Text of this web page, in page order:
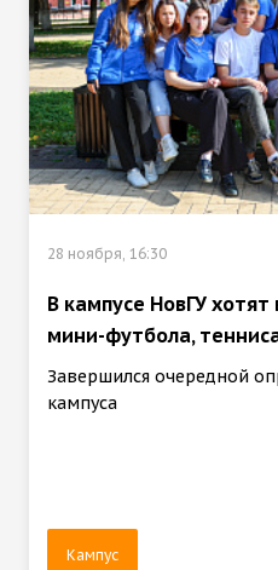
28 ноября, 16:30
В кампусе НовГУ
мини-футбола,
Завершился очередной
кампуса
Кампус